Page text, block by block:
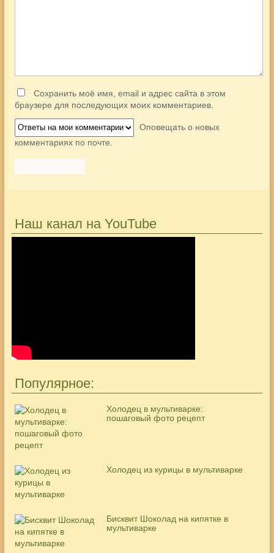
Сохранить моё имя, email и адрес сайта в этом
браузере для последующих моих комментариев.
Оповещать о новых
комментариях по почте.
Наш канал на YouTube
Популярное:
Холодец в мультиварке:
пошаговый фото рецепт
Холодец из курицы в мультиварке
Бисквит Шоколад на кипятке в
мультиварке